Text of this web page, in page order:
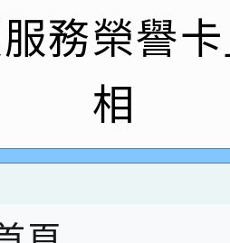
林老師
教師榮獲教
-第二名
參與2026世
科學小創客佳
服務榮譽
相